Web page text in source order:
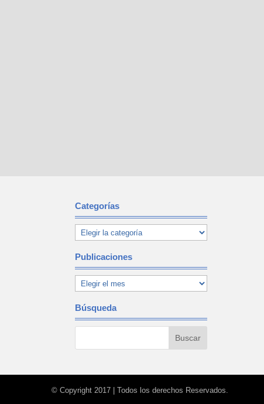
Categorías
Publicaciones
Búsqueda
© Copyright 2017 | Todos los derechos Reservados.